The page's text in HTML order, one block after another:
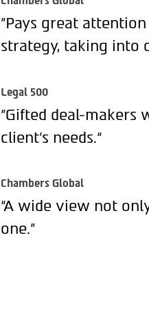
"Pays great
strategy, taking into
Legal 500
"Gifted deal-makers
client’s needs.“
Chambers Global
“A wide view not
one.”